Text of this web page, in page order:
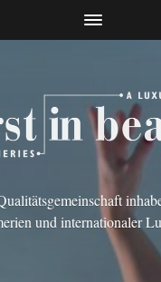
und internationaler